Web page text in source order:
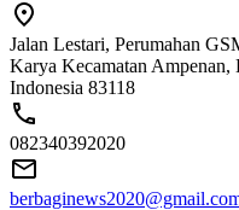
Jalan Lestari, Perumahan
Karya Kecamatan Ampenan,
Indonesia 83118
082340392020